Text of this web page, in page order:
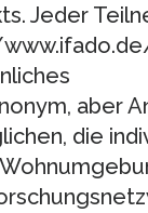
Jeder
aber
die